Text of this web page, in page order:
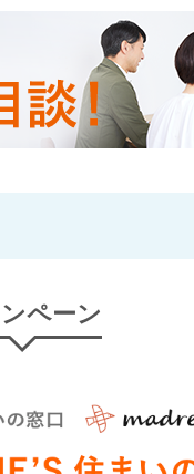
ペーン